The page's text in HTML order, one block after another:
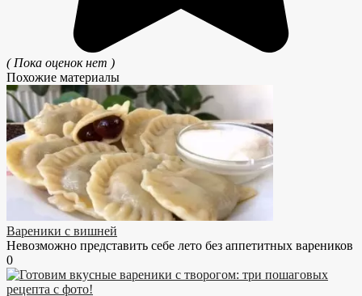
( Пока оценок нет )
Похожие материалы
Вареники с вишней
Невозможно представить себе лето без аппетитных вареников
0